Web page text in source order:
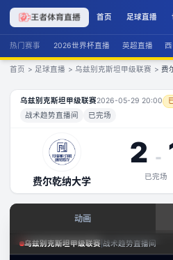
首页 足球直播
热门赛事 2026世界杯直播 英超直播
首页 > 足球直播 > 乌兹别克斯坦甲级联赛 > 费
费尔乾纳大学VSFK奧林匹克直播
乌兹别克斯坦甲级联赛2026-05-29 20:00
战术趋势直播间
已完场
费尔乾纳大学
2 -
已完场
动画
乌兹别克斯坦甲级联赛|战术趋势直播间
足球场景态势